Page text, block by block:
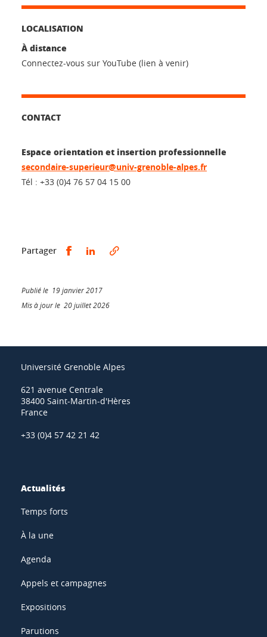
LOCALISATION
À distance
Connectez-vous sur YouTube (lien à venir)
CONTACT
Espace orientation et insertion professionnelle
secondaire-superieur@univ-grenoble-alpes.fr
Tél : +33 (0)4 76 57 04 15 00
Partager Partager sur Facebook
Partager sur LinkedIn
Publié le 19 janvier 2017
Mis à jour le 20 juillet 2026
Université Grenoble Alpes
621 avenue Centrale
38400 Saint-Martin-d'Hères
France
+33 (0)4 57 42 21 42
Actualités
Temps forts
À la une
Agenda
Appels et campagnes
Expositions
Parutions